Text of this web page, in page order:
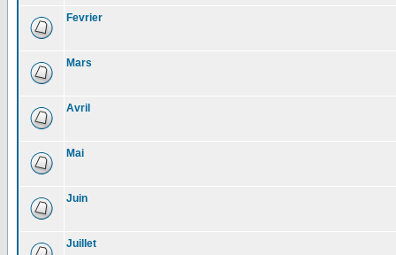
Fevrier
Mars
Avril
Mai
Juin
Juillet